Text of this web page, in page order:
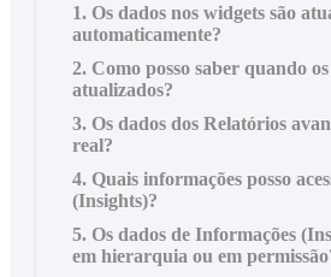
1. Os dados nos widgets são
automaticamente?
2. Como posso saber quando
atualizados?
3. Os dados dos Relatórios
real?
4. Quais informações posso
(Insights)?
5. Os dados de Informações
em hierarquia ou em